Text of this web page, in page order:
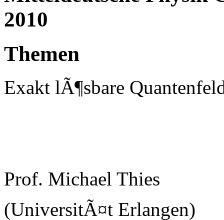
2010
Themen
Exakt lÃ¶sbare
Prof. Michael Thies
(UniversitÃ¤t Erlangen)